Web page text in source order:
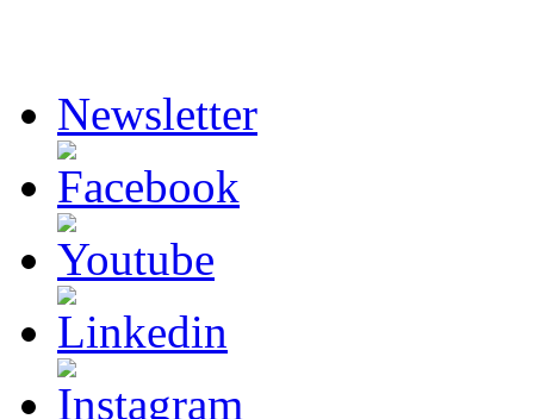
Newsletter